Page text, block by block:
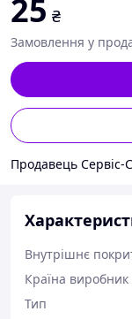
25 ₴
Замовлення у
Продавець Сервіс-
Внутрішнє
Країна виробник
Тип